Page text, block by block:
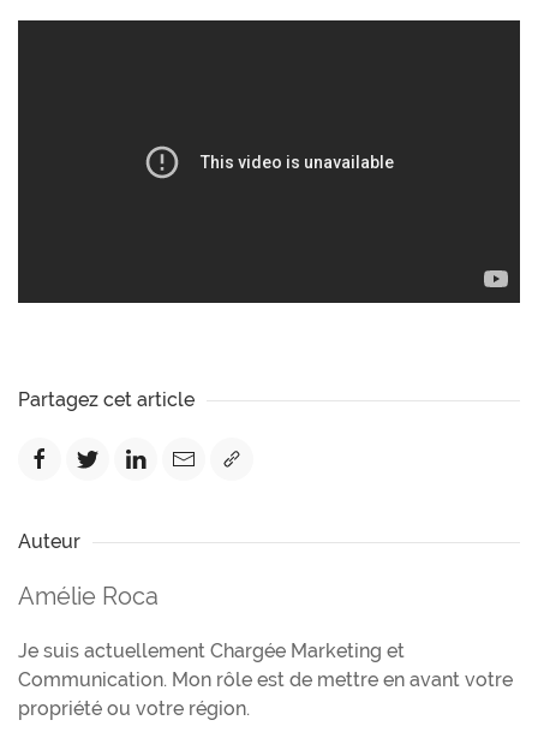
Partagez cet article
Auteur
Amélie Roca
Je suis actuellement Chargée Marketing et
Communication. Mon rôle est de mettre en avant votre
propriété ou votre région.